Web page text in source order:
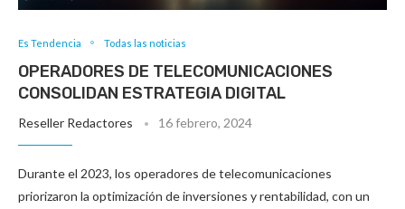
Es Tendencia Todas las noticias
OPERADORES DE TELECOMUNICACIONES
CONSOLIDAN ESTRATEGIA DIGITAL
Reseller Redactores 16 febrero, 2024
Durante el 2023, los operadores de telecomunicaciones
priorizaron la optimización de inversiones y rentabilidad, con un